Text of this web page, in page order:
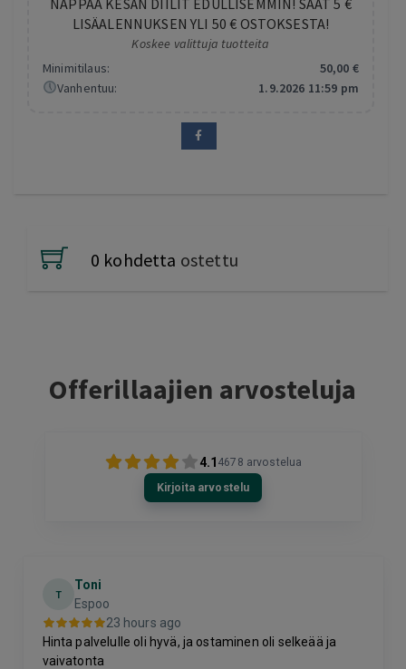
LISÄALENNUKSEN YLI 50 € OSTOKSESTA!
Koskee valittuja tuotteita
Minimitilaus:
50,00 €
Vanhentuu:
1.9.2026 11:59 pm
0 kohdetta ostettu
Offerillaajien arvosteluja
4.1 4678 arvostelua
Kirjoita arvostelu
T
Toni
Espoo
23 hours ago
Hinta palvelulle oli hyvä, ja ostaminen oli selkeää ja
vaivatonta